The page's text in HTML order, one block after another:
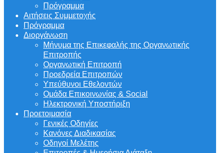
Πρόγραμμα
Αιτήσεις Συμμετοχής
Πρόγραμμα
Διοργάνωση
Μήνυμα της Επικεφαλής της Οργανωτικής
Επιτροπής
Οργανωτική Επιτροπή
Προεδρεία Επιτροπών
Υπεύθυνοι Εθελοντών
Ομάδα Επικοινωνίας & Social
Ηλεκτρονική Υποστήριξη
Προετοιμασία
Γενικές Οδηγίες
Κανόνες Διαδικασίας
Οδηγοί Μελέτης